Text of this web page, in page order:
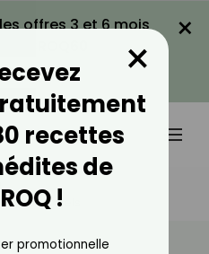
offres 3 et 6 mois
PROMO
×
Émotionnels
recettes
de
!
×
promotionnelle